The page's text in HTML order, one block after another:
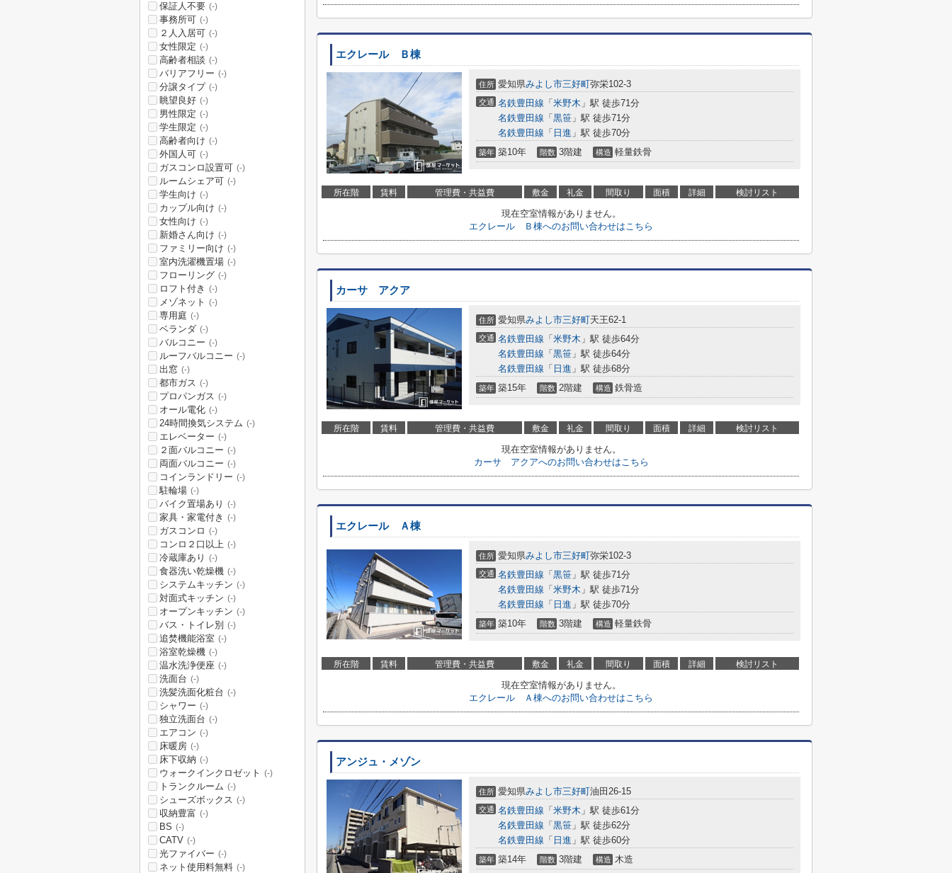
エクレール Ｂ棟
住所 愛知県みよし市三好町弥栄102-3
交通 名鉄豊田線 「 米野木 」駅 徒歩71分
名鉄豊田線 「 黒笹 」駅 徒歩71分
名鉄豊田線 「 日進 」駅 徒歩70分
築年 築10年 階数 3階建 構造 軽量鉄骨
所在階 賃料 管理費・共益費 敷金 礼金 間取り 面積 詳細 検討リスト
現在空室情報がありません。
エクレール Ｂ棟へのお問い合わせはこちら
カーサ アクア
住所 愛知県みよし市三好町天王62-1
交通 名鉄豊田線 「 米野木 」駅 徒歩64分
名鉄豊田線 「 黒笹 」駅 徒歩64分
名鉄豊田線 「 日進 」駅 徒歩68分
築年 築15年 階数 2階建 構造 鉄骨造
所在階 賃料 管理費・共益費 敷金 礼金 間取り 面積 詳細 検討リスト
現在空室情報がありません。
カーサ アクアへのお問い合わせはこちら
エクレール Ａ棟
住所 愛知県みよし市三好町弥栄102-3
交通 名鉄豊田線 「 黒笹 」駅 徒歩71分
名鉄豊田線 「 米野木 」駅 徒歩71分
名鉄豊田線 「 日進 」駅 徒歩70分
築年 築10年 階数 3階建 構造 軽量鉄骨
所在階 賃料 管理費・共益費 敷金 礼金 間取り 面積 詳細 検討リスト
現在空室情報がありません。
エクレール Ａ棟へのお問い合わせはこちら
アンジュ・メゾン
住所 愛知県みよし市三好町油田26-15
交通 名鉄豊田線 「 米野木 」駅 徒歩61分
名鉄豊田線 「 黒笹 」駅 徒歩62分
名鉄豊田線 「 日進 」駅 徒歩60分
築年 築14年 階数 3階建 構造 木造
保証人不要 (-)
事務所可 (-)
２人入居可 (-)
女性限定 (-)
高齢者相談 (-)
バリアフリー (-)
分譲タイプ (-)
眺望良好 (-)
男性限定 (-)
学生限定 (-)
高齢者向け (-)
外国人可 (-)
ガスコンロ設置可 (-)
ルームシェア可 (-)
学生向け (-)
カップル向け (-)
女性向け (-)
新婚さん向け (-)
ファミリー向け (-)
室内洗濯機置場 (-)
フローリング (-)
ロフト付き (-)
メゾネット (-)
専用庭 (-)
ベランダ (-)
バルコニー (-)
ルーフバルコニー (-)
出窓 (-)
都市ガス (-)
プロパンガス (-)
オール電化 (-)
24時間換気システム (-)
エレベーター (-)
２面バルコニー (-)
両面バルコニー (-)
コインランドリー (-)
駐輪場 (-)
バイク置場あり (-)
家具・家電付き (-)
ガスコンロ (-)
コンロ２口以上 (-)
冷蔵庫あり (-)
食器洗い乾燥機 (-)
システムキッチン (-)
対面式キッチン (-)
オープンキッチン (-)
バス・トイレ別 (-)
追焚機能浴室 (-)
浴室乾燥機 (-)
温水洗浄便座 (-)
洗面台 (-)
洗髪洗面化粧台 (-)
シャワー (-)
独立洗面台 (-)
エアコン (-)
床暖房 (-)
床下収納 (-)
ウォークインクロゼット (-)
トランクルーム (-)
シューズボックス (-)
収納豊富 (-)
BS (-)
CATV (-)
光ファイバー (-)
ネット使用料無料 (-)